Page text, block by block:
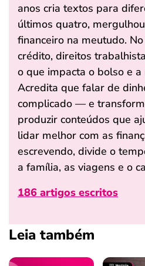
anos cria textos para
últimos quatro,
financeiro na meutudo.
crédito, direitos
o que impacta o bolso e
Acredita que falar de
complicado — e
produzir conteúdos que
lidar melhor com as
escrevendo, divide o
a família, as viagens e o
186 artigos escritos
Leia também